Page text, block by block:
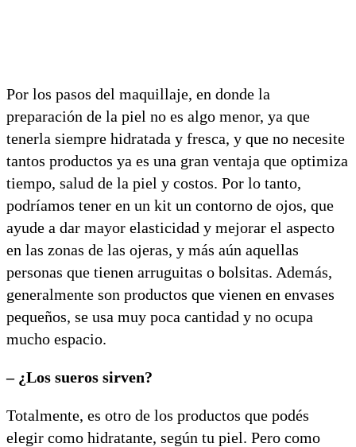
Por los pasos del maquillaje, en donde la
preparación de la piel no es algo menor, ya que
tenerla siempre hidratada y fresca, y que no necesite
tantos productos ya es una gran ventaja que optimiza
tiempo, salud de la piel y costos. Por lo tanto,
podríamos tener en un kit un contorno de ojos, que
ayude a dar mayor elasticidad y mejorar el aspecto
en las zonas de las ojeras, y más aún aquellas
personas que tienen arruguitas o bolsitas. Además,
generalmente son productos que vienen en envases
pequeños, se usa muy poca cantidad y no ocupa
mucho espacio.
– ¿Los sueros sirven?
Totalmente, es otro de los productos que podés
elegir como hidratante, según tu piel. Pero como